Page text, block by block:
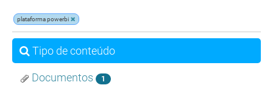
plataforma powerbi
Tipo de conteúdo
Documentos 1